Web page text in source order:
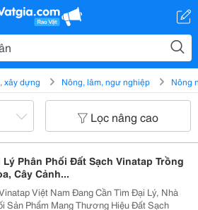
xây dựng Nông, lâm, ngư nghiệp Nông
Lọc nâng cao
Phân Phối Đất Sạch Vinatap Trồng
Cây Cảnh...
Việt Nam Đang Cần Tìm Đại Lý, Nhà
Sản Phẩm Mang Thương Hiệu Đất Sạch